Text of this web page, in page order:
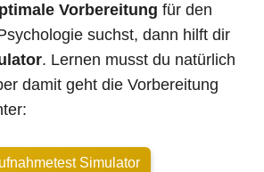
Vorbereitung für den
suchst, dann hilft dir
. Lernen musst du natürlich
damit geht die Vorbereitung
Simulator